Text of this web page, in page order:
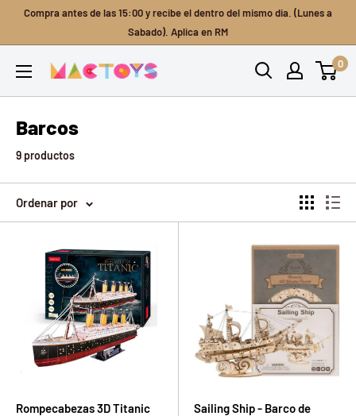
contenido
Compra antes de las 15:00 y recibe el dentro del mismo dia. (Lunes a
Sabado). Aplica en RM
Mactoys
0
Barcos
9 productos
Ordenar por
Rompecabezas 3D Titanic
Sailing Ship - Barco de